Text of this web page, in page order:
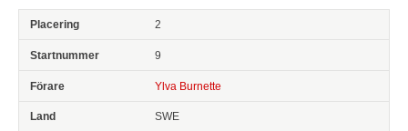
2
9
Ylva Burnette
SWE